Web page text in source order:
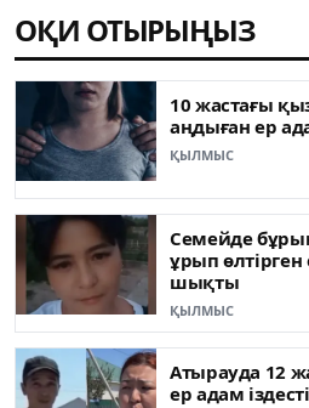
ОҚИ ОТЫРЫҢЫЗ
10 жастағы
аңдыған ер
ҚЫЛМЫС
Семейде
ұрып өлтірген
шықты
ҚЫЛМЫС
Атырауда 12
ер адам